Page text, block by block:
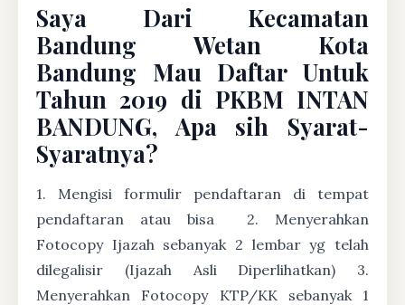
Saya Dari Kecamatan
Bandung Wetan Kota
Bandung Mau Daftar Untuk
Tahun 2019 di PKBM INTAN
BANDUNG, Apa sih Syarat-
Syaratnya?
1. Mengisi formulir pendaftaran di tempat
pendaftaran atau bisa
2. Menyerahkan
Fotocopy Ijazah sebanyak 2 lembar yg telah
dilegalisir (Ijazah Asli Diperlihatkan) 3.
Menyerahkan Fotocopy KTP/KK sebanyak 1